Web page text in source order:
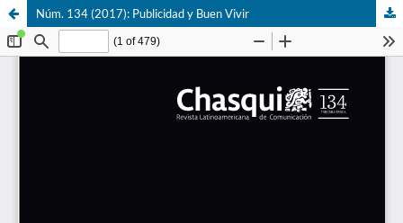
Núm. 134 (2017): Publicidad y Buen Vivir